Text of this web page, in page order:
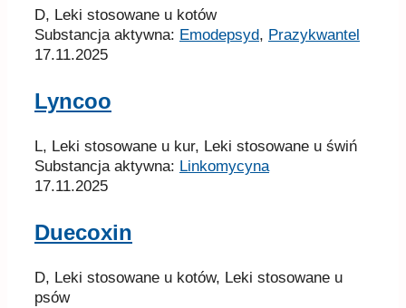
D, Leki stosowane u kotów
Substancja aktywna: Emodepsyd, Prazykwantel
17.11.2025
Lyncoo
L, Leki stosowane u kur, Leki stosowane u świń
Substancja aktywna: Linkomycyna
17.11.2025
Duecoxin
D, Leki stosowane u kotów, Leki stosowane u
psów